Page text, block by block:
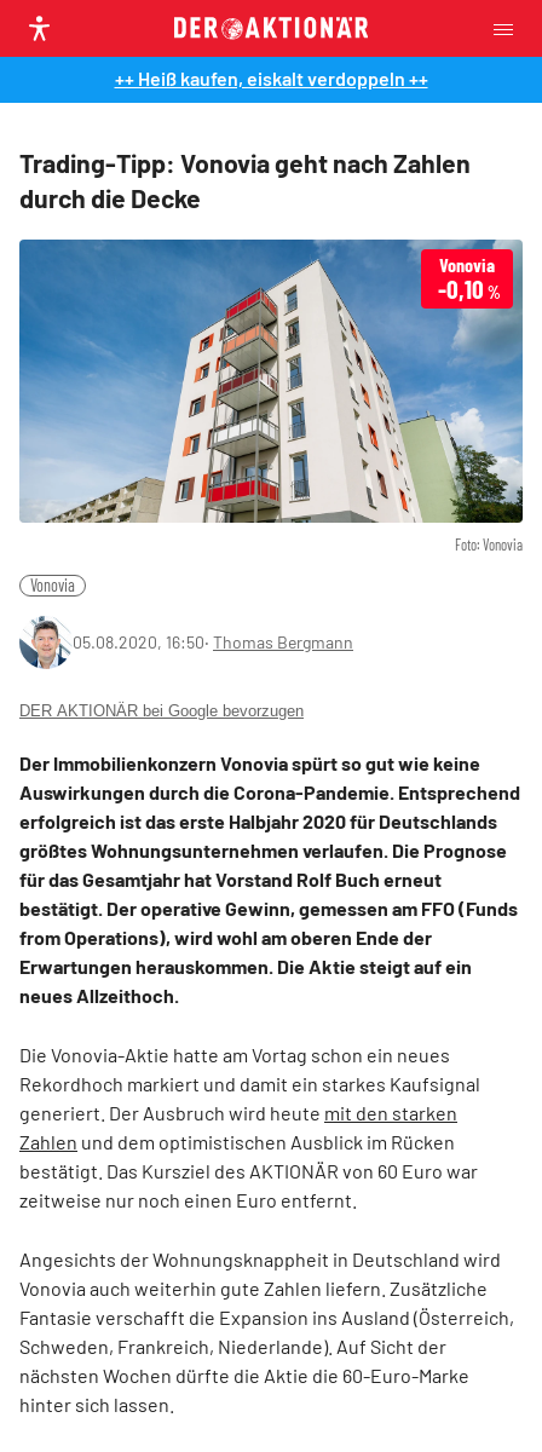
++ Heiß kaufen, eiskalt verdoppeln ++
Trading-Tipp: Vonovia geht nach Zahlen
durch die Decke
Foto: Vonovia
Vonovia
-0,10 %
Vonovia
05.08.2020, 16:50‧ Thomas Bergmann
DER AKTIONÄR bei Google bevorzugen
Der Immobilienkonzern Vonovia spürt so gut wie keine
Auswirkungen durch die Corona-Pandemie. Entsprechend
erfolgreich ist das erste Halbjahr 2020 für Deutschlands
größtes Wohnungsunternehmen verlaufen. Die Prognose
für das Gesamtjahr hat Vorstand Rolf Buch erneut
bestätigt. Der operative Gewinn, gemessen am FFO (Funds
from Operations), wird wohl am oberen Ende der
Erwartungen herauskommen. Die Aktie steigt auf ein
neues Allzeithoch.
Die Vonovia-Aktie hatte am Vortag schon ein neues
Rekordhoch markiert und damit ein starkes Kaufsignal
generiert. Der Ausbruch wird heute mit den starken
Zahlen und dem optimistischen Ausblick im Rücken
bestätigt. Das Kursziel des AKTIONÄR von 60 Euro war
zeitweise nur noch einen Euro entfernt.
Angesichts der Wohnungsknappheit in Deutschland wird
Vonovia auch weiterhin gute Zahlen liefern. Zusätzliche
Fantasie verschafft die Expansion ins Ausland (Österreich,
Schweden, Frankreich, Niederlande). Auf Sicht der
nächsten Wochen dürfte die Aktie die 60-Euro-Marke
hinter sich lassen.